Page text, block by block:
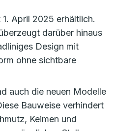
April 2025 erhältlich.
darüber hinaus
Design mit
ohne sichtbare
auch die neuen Modelle
Bauweise verhindert
Keimen und